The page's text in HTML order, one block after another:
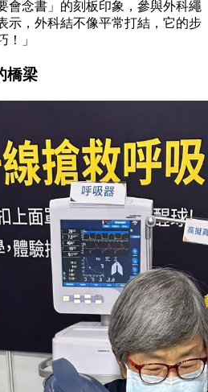
會念書」的刻板印象，參與外科繩
示，外科結不像平常打結，它的步
！」
橋梁